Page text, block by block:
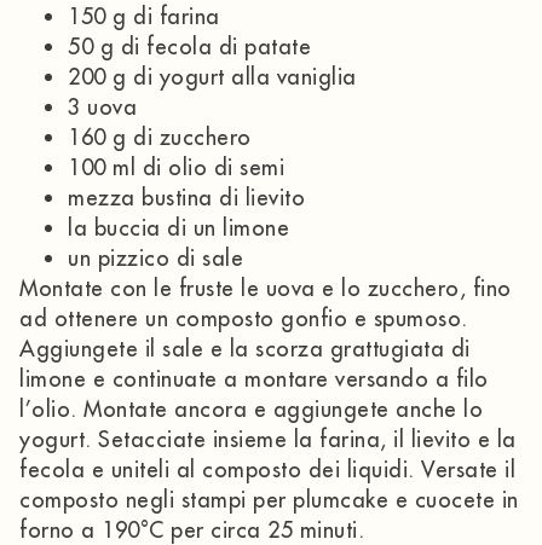
150 g di farina
50 g di fecola di patate
200 g di yogurt alla vaniglia
3 uova
160 g di zucchero
100 ml di olio di semi
mezza bustina di lievito
la buccia di un limone
un pizzico di sale
Montate con le fruste le uova e lo zucchero, fino
ad ottenere un composto gonfio e spumoso.
Aggiungete il sale e la scorza grattugiata di
limone e continuate a montare versando a filo
l’olio. Montate ancora e aggiungete anche lo
yogurt. Setacciate insieme la farina, il lievito e la
fecola e uniteli al composto dei liquidi. Versate il
composto negli stampi per plumcake e cuocete in
forno a 190°C per circa 25 minuti.